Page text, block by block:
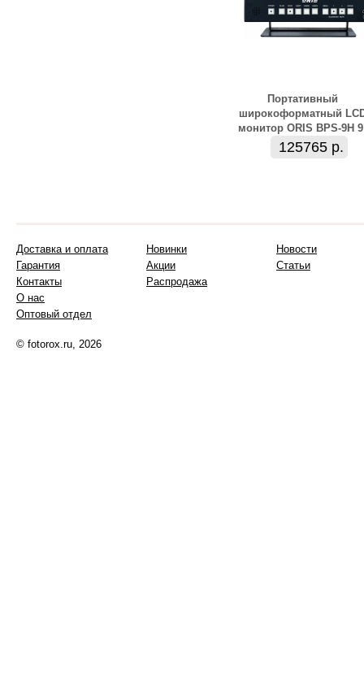
Портативный
широкоформатный
монитор ORIS BPS-9H
125765 р.
Доставка и оплата
Гарантия
Контакты
О нас
Оптовый отдел
Новинки
Акции
Распродажа
Новости
Статьи
© fotorox.ru, 2026